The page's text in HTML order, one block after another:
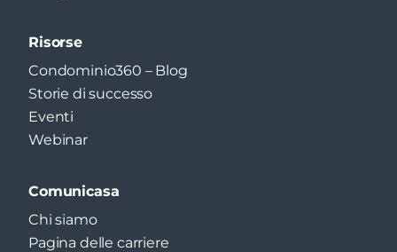
Risorse
Condominio360 – Blog
Storie di successo
Eventi
Webinar
Comunicasa
Chi siamo
Pagina delle carriere